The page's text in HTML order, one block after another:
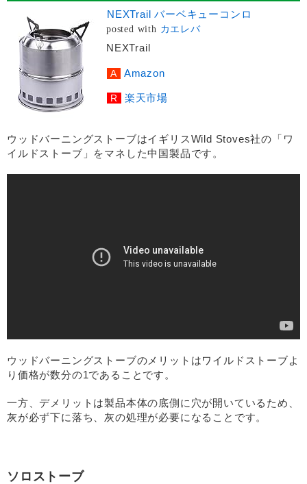
NEXTrail バーベキューコンロ
posted with カエレバ
NEXTrail
Amazon
楽天市場
ウッドバーニングストーブはイギリスWild Stoves社の「ワ
イルドストーブ」をマネした中国製品です。
ウッドバーニングストーブのメリットはワイルドストーブよ
り価格が数分の1であることです。
一方、デメリットは製品本体の底側に穴が開いているため、
灰が必ず下に落ち、灰の処理が必要になることです。
ソロストーブ